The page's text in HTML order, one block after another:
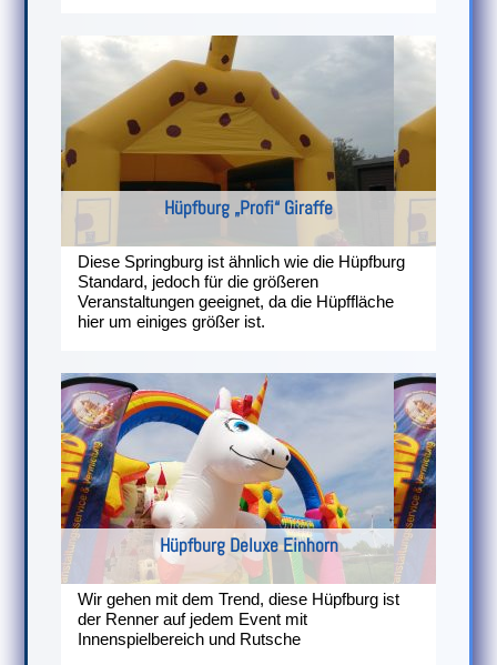
Hüpfburg „Profi“ Giraffe
Diese Springburg ist ähnlich wie die Hüpfburg
Standard, jedoch für die größeren
Veranstaltungen geeignet, da die Hüpffläche
hier um einiges größer ist.
Hüpfburg Deluxe Einhorn
Wir gehen mit dem Trend, diese Hüpfburg ist
der Renner auf jedem Event mit
Innenspielbereich und Rutsche